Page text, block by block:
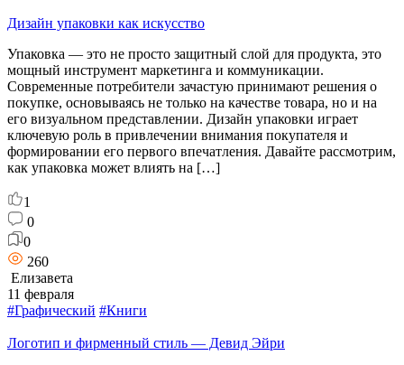
Дизайн упаковки как искусство
Упаковка — это не просто защитный слой для продукта, это
мощный инструмент маркетинга и коммуникации.
Современные потребители зачастую принимают решения о
покупке, основываясь не только на качестве товара, но и на
его визуальном представлении. Дизайн упаковки играет
ключевую роль в привлечении внимания покупателя и
формировании его первого впечатления. Давайте рассмотрим,
как упаковка может влиять на […]
1
0
0
260
Елизавета
11 февраля
#Графический #Книги
Логотип и фирменный стиль — Девид Эйри